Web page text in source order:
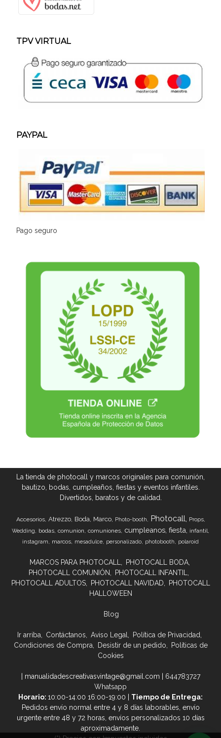
TPV VIRTUAL
PAYPAL
Pago seguro
La tienda de photocall y marcos originales para comunión,
bautizo, bodas, cumpleaños, fiestas y eventos infantiles.
Divertidos, baratos y de calidad.
Accesorios Atrezzo Boda Marco Photo-booth Photocall Props
Wedding bodas comunion comuniones cumpleanos fiesta infantil
instagram marcos mesadulce personalizado photobooth polaroid
MARCOS PARA PHOTOCALL
PHOTOCALL BODA
PHOTOCALL COMUNIÓN
PHOTOCALL INFANTIL
PHOTOCALL ADULTOS
PHOTOCALL NAVIDAD
PHOTOCALL
HALLOWEEN
Blog
Ir arriba Contáctanos Aviso Legal
Política de Privacidad
Condiciones de Compra
Desistir de un pedido
Políticas de
Cookies
| manualidadescreativasvintage@gmail.com | 644783727
Whatsapp
Horario: 10:00-14:00 16:00-19:00 | Tiempo de Entrega:
Pedidos envío normal entre 4 y 8 días laborables, envío
urgente entre 48 y 72 horas, envíos personalizados 10 días
aproximadamente.